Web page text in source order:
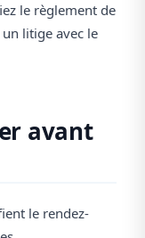
le règlement de
litige avec le
avant
le rendez-